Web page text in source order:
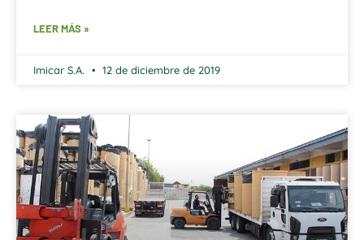
LEER MÁS »
Imicar S.A. 12 de diciembre de 2019